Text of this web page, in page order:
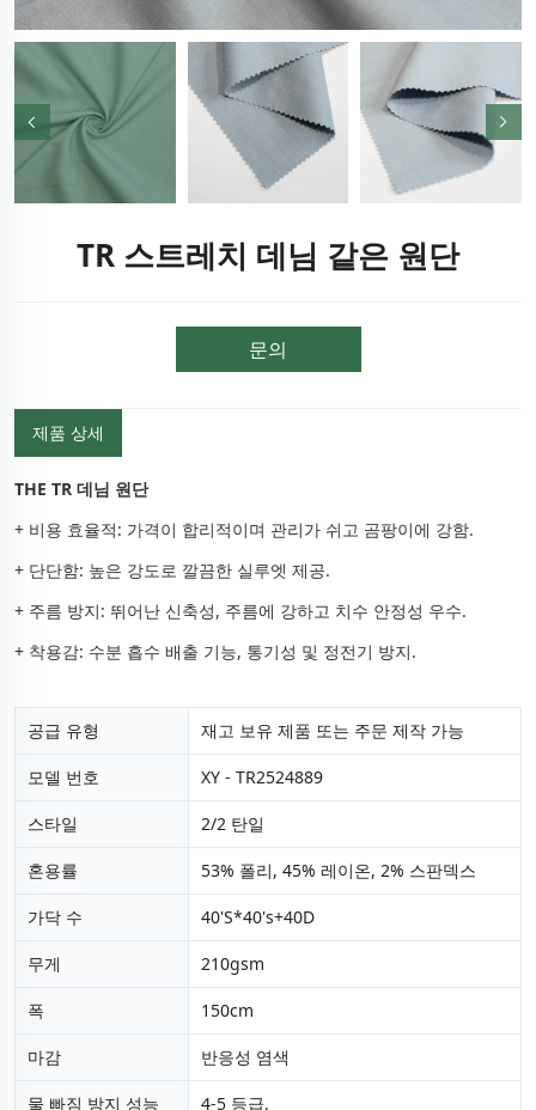
TR 스트레치 데님 같은 원단
문의
제품 상세
THE TR 데님 원단
+ 비용 효율적: 가격이 합리적이며 관리가 쉬고 곰팡이에 강함.
+ 단단함: 높은 강도로 깔끔한 실루엣 제공.
+ 주름 방지: 뛰어난 신축성, 주름에 강하고 치수 안정성 우수.
+ 착용감: 수분 흡수 배출 기능, 통기성 및 정전기 방지.
공급 유형 재고 보유 제품 또는 주문 제작 가능
모델 번호 XY - TR2524889
스타일 2/2 탄일
혼용률 53% 폴리, 45% 레이온, 2% 스판덱스
가닥 수 40'S*40's+40D
무게 210gsm
폭 150cm
마감 반응성 염색
물 빠짐 방지 성능 4-5 등급,